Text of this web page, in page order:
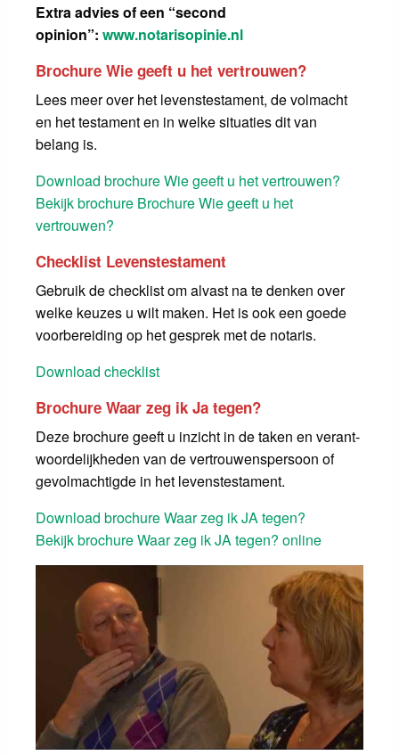
Extra advies of een “second
opinion”: www.notarisopinie.nl
Brochure Wie geeft u het vertrouwen?
Lees meer over het levenstestament, de volmacht
en het testament en in welke situaties dit van
belang is.
Download brochure Wie geeft u het vertrouwen?
Bekijk brochure Brochure Wie geeft u het
vertrouwen?
Checklist Levenstestament
Gebruik de checklist om alvast na te denken over
welke keuzes u wilt maken. Het is ook een goede
voorbereiding op het gesprek met de notaris.
Download checklist
Brochure Waar zeg ik Ja tegen?
Deze brochure geeft u inzicht in de taken en verant­
woordelijk­heden van de vertrouwenspersoon of
gevolmachtigde in het levenstestament.
Download brochure Waar zeg ik JA tegen?
Bekijk brochure Waar zeg ik JA tegen? online